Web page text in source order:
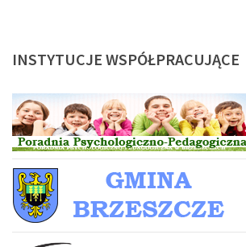
INSTYTUCJE WSPÓŁPRACUJĄCE